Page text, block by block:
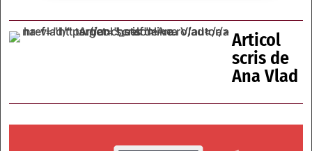
Articol
scris de
Ana Vlad